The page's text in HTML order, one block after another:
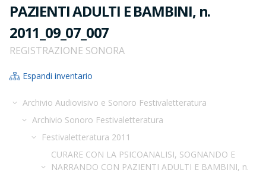
PAZIENTI ADULTI E BAMBINI, n.
2011_09_07_007
REGISTRAZIONE SONORA
Espandi inventario
Archivio Audiovisivo e Sonoro Festivaletteratura
Archivio Sonoro Festivaletteratura
Festivaletteratura 2011
CURARE CON LA PSICOANALISI, SOGNANDO E
NARRANDO CON PAZIENTI ADULTI E BAMBINI, n.